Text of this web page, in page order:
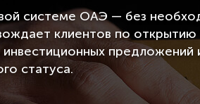
системе ОАЭ — без
клиентов по открытию
предложений
статуса.